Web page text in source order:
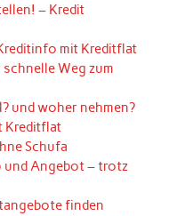
– Kredit
mit Kreditflat
Weg zum
und woher nehmen?
Kreditflat
Schufa
und Angebot – trotz
finden